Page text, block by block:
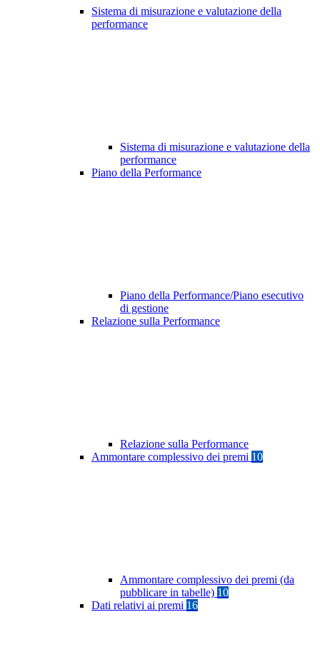
Sistema di misurazione e valutazione della
performance
Sistema di misurazione e valutazione della
performance
Piano della Performance
Piano della Performance/Piano esecutivo
di gestione
Relazione sulla Performance
Relazione sulla Performance
Ammontare complessivo dei premi 10
Ammontare complessivo dei premi (da
pubblicare in tabelle) 10
Dati relativi ai premi 16